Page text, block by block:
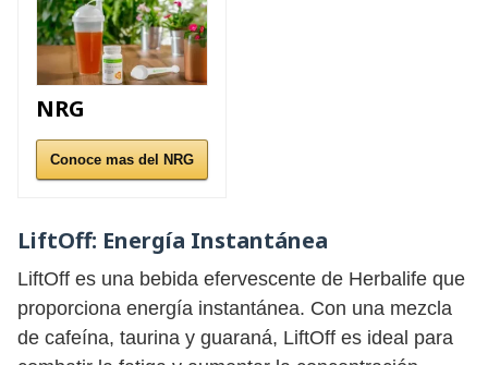
NRG
Conoce mas del NRG
LiftOff: Energía Instantánea
LiftOff es una bebida efervescente de Herbalife que
proporciona energía instantánea. Con una mezcla
de cafeína, taurina y guaraná, LiftOff es ideal para